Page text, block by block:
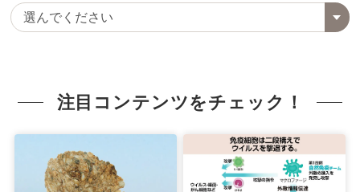
注目コンテンツをチェック！